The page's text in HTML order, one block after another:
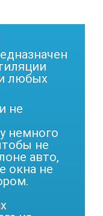
любых
не
немного
не
авто,
окна не